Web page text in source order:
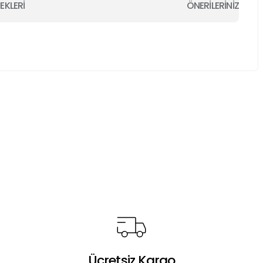
ÖNERİLERİNİZ